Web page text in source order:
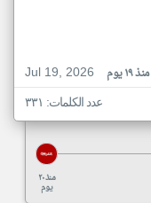
Jul 19, 2026
منذ ١٩ يوم
عدد الكلمات: ٣٣١
منذ ٢٠
يوم